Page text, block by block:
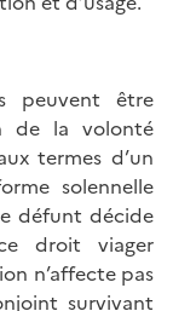
peuvent être
de la volonté
termes d’un
solennelle
défunt décide
droit viager
n’affecte pas
survivant